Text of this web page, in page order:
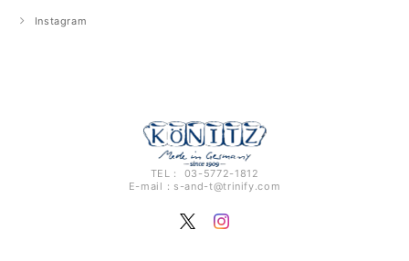
Instagram
TEL： 03-5772-1812
E-mail： s-and-t@trinify.com